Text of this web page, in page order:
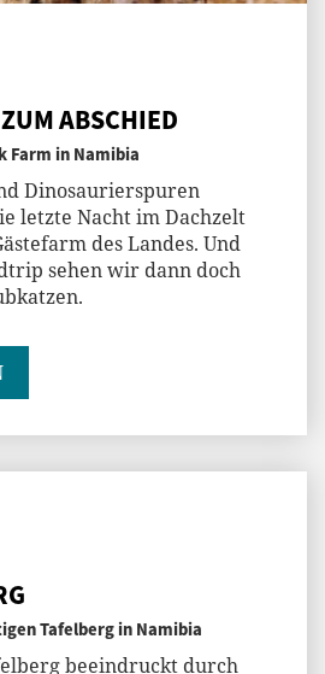
ABSCHIED
Farm in Namibia
Dinosaurierspuren
letzte Nacht im Dachzelt
des Landes. Und
sehen wir dann doch
Tafelberg in Namibia
beeindruckt durch